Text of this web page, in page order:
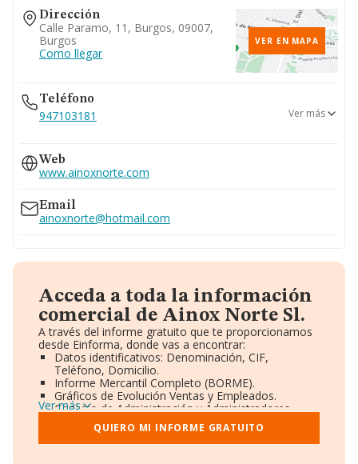
Dirección
Calle Paramo, 11, Burgos, 09007,
Burgos
Como llegar
VER EN MAPA
Teléfono
947103181
626...
Ver teléfono 626...
947298956
638...
Ver teléfono 638...
Ver más
Web
www.ainoxnorte.com
Email
ainoxnorte@hotmail.com
Acceda a toda la información
comercial de Ainox Norte Sl.
A través del informe gratuito que te proporcionamos
desde Einforma, donde vas a encontrar:
Datos identificativos: Denominación, CIF,
Teléfono, Domicilio.
Informe Mercantil Completo (BORME).
Gráficos de Evolución Ventas y Empleados.
Consejo de Administración y Administradores.
Directivos y Ejecutivos.
Accionistas.
Participaciones y Vinculaciones en otras empresas.
Ver más
QUIERO MI INFORME GRATUITO